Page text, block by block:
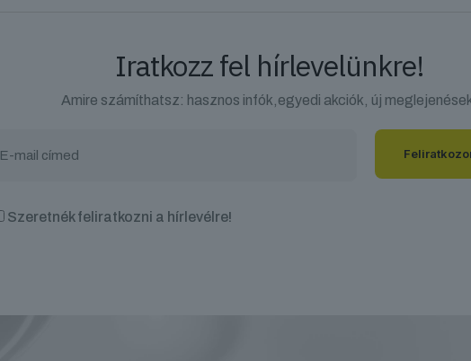
Iratkozz fel hírlevelünkre!
Amire számíthatsz: hasznos infók,egyedi akciók, új
Szeretnék feliratkozni a hírlevélre!